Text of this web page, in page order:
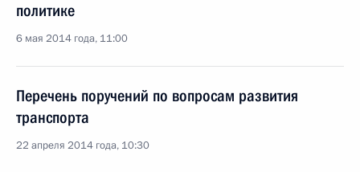
политике
6 мая 2014 года, 11:00
Перечень поручений по вопросам развития
транспорта
22 апреля 2014 года, 10:30